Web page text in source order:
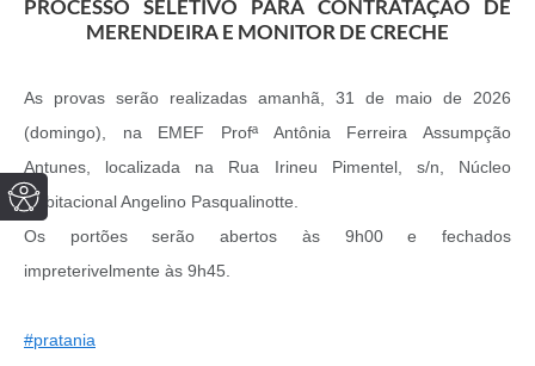
PROCESSO SELETIVO PARA CONTRATAÇÂO DE
MERENDEIRA E MONITOR DE CRECHE
As provas serão realizadas amanhã, 31 de maio de 2026
(domingo), na EMEF Profª Antônia Ferreira Assumpção
Antunes, localizada na Rua Irineu Pimentel, s/n, Núcleo
Habitacional Angelino Pasqualinotte.
Os portões serão abertos às 9h00 e fechados
impreterivelmente às 9h45.
#pratania